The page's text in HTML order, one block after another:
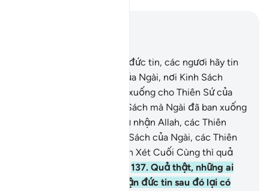
Hỡi những người có đức tin, các ngươi hãy tin
nơi Allah, nơi Thiên Sứ của Ngài, nơi Kinh Sách
(Qur’an) mà Ngài đã ban xuống cho Thiên Sứ của
Ngài cũng như các Kinh Sách mà Ngài đã ban xuống
trước đây. Người nào phủ nhận Allah, các Thiên
Thần của Ngài, các Kinh Sách của Ngài, các Thiên
Sứ của Ngài và Ngày Phán Xét Cuối Cùng thì quả
137. Quả thật, những ai
đã có đức tin rồi phủ nhận đức tin sau đó lại có